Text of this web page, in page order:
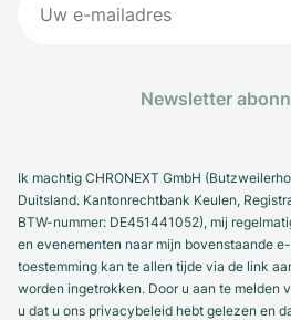
Newsletter
Ik machtig CHRONEXT GmbH
Duitsland. Kantonrechtbank Keulen,
BTW-nummer: DE451441052), mij
en evenementen naar mijn bovenstaande
toestemming kan te allen tijde via de link
worden ingetrokken. Door u aan te melden
u dat u ons privacybeleid hebt gelezen en